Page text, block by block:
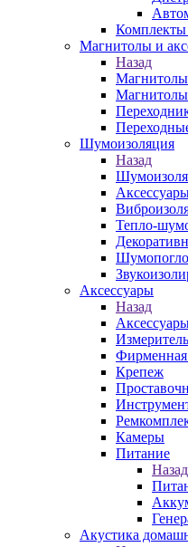
Комплекты
Магнитолы и
Назад
Магнитолы
Магнитолы
Шумоизоляция
Назад
Тепло-
Аксессуары
Назад
Фирменная
Крепеж
Камеры
Питание
Назад
Акустика